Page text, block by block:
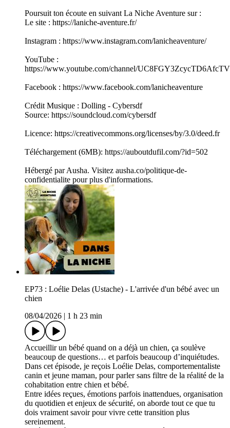
Poursuit ton écoute en suivant La Niche Aventure sur :
Le site : https://laniche-aventure.fr/
Instagram : https://www.instagram.com/lanicheaventure/
YouTube :
https://www.youtube.com/channel/
Facebook : https://www.facebook.com/lanicheaventure
Crédit Musique : Dolling - Cybersdf
Source: https://soundcloud.com/cybersdf
Licence: https://creativecommons.org/licenses/by/3.0/deed.fr
Téléchargement (6MB): https://auboutdufil.com/?id=502
Hébergé par Ausha. Visitez ausha.co/politique-de-
confidentialite pour plus d'informations.
EP73 : Loélie Delas (Ustache) - L'arrivée d'un bébé avec un
chien
08/04/2026
1 h 23 min
Accueillir un bébé quand on a déjà un chien, ça soulève
beaucoup de questions… et parfois beaucoup d’inquiétudes.
Dans cet épisode, je reçois Loélie Delas, comportementaliste
canin et jeune maman, pour parler sans filtre de la réalité de la
cohabitation entre chien et bébé.
Entre idées reçues, émotions parfois inattendues, organisation
du quotidien et enjeux de sécurité, on aborde tout ce que tu
dois vraiment savoir pour vivre cette transition plus
sereinement.